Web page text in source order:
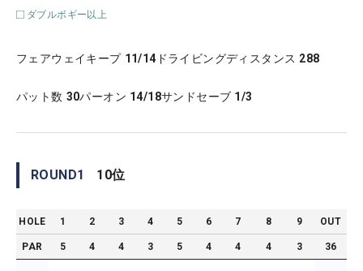
ダブルボギー以上
フェアウェイキープ 11/14 ドライビングディスタンス 288
パット数 30パーオン 14/18サンドセーブ 1/3
ROUND1 10位
HOLE 1 2 3 4 5 6 7 8 9 OUT
PAR 5 4 4 3 5 4 4 4 3 36